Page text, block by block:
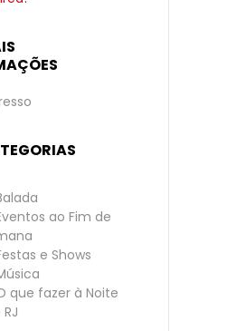
ao Fim de
e Shows
que fazer à Noite